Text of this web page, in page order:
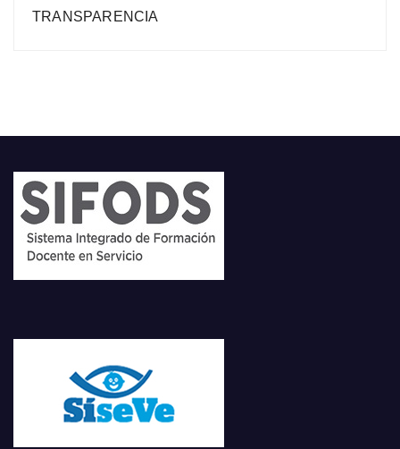
TRANSPARENCIA